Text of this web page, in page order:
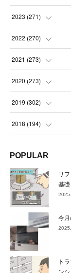
(21
(21
(21
(22
(23
(22
(24)
22)
(22)
(22)
(25
2023 (271)
(22
(23
(23
(21
(23 )
(24
(21
(24)
(21
( 23)
2022 (270)
(23
(23
(22
(23
(22 )
(23
(23
(22)
(24
( 21)
2021 (273)
(24
(23
(22
(23)
(23
(22)
(23
( 24)
2020 (273)
(24
(22
(22)
(24
(24)
(23
( 21)
2019 (302)
(23
(22)
(21)
(27)
(22
33)
2018 (194)
(17)
(32)
(36)
(30
34)
POPULAR
リ
基
今
ト